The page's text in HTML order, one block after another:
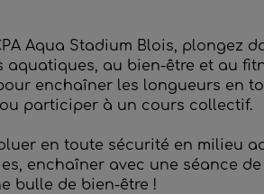
Aqua Stadium Blois, plongez
aquatiques, au bien-être et au
enchaîner les longueurs en
participer à un cours collectif.
en toute sécurité en milieu
enchaîner avec une séance
bulle de bien-être !